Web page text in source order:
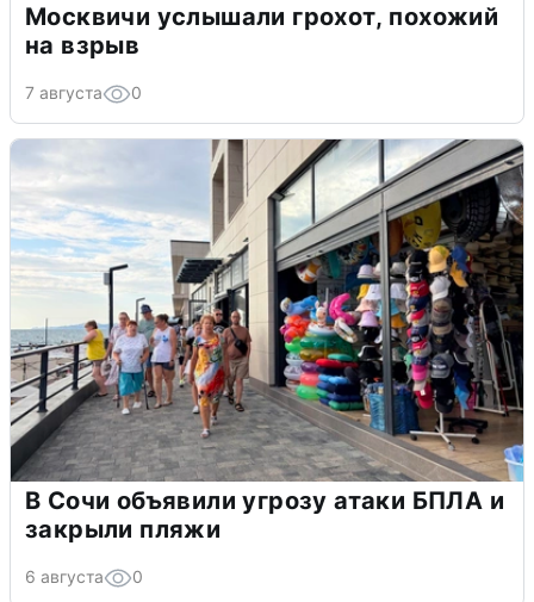
Москвичи услышали грохот, похожий
на взрыв
7 августа 0
В Сочи объявили угрозу атаки БПЛА и
закрыли пляжи
6 августа 0